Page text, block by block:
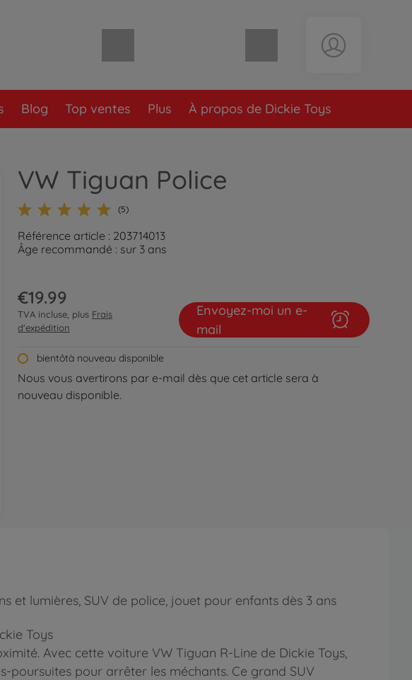
Blog Top ventes Plus À propos de Dickie Toys
VW Tiguan Police
(5)
Référence article : 203714013
Âge recommandé : sur 3 ans
€19.99
TVA incluse, plus Frais
d'expédition
bientôtà nouveau disponible
Nous vous avertirons par e-mail dès que cet article sera à
nouveau disponible.
Envoyez-moi un e-
mail
et lumières, SUV de police, jouet pour enfants dès 3 ans
Toys
Avec cette voiture VW Tiguan R-Line de Dickie Toys,
poursuites pour arrêter les méchants. Ce grand SUV